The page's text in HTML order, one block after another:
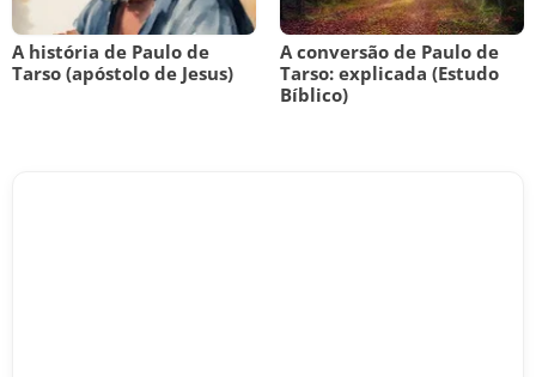
A história de Paulo de
Tarso (apóstolo de Jesus)
A conversão de Paulo de
Tarso: explicada (Estudo
Bíblico)